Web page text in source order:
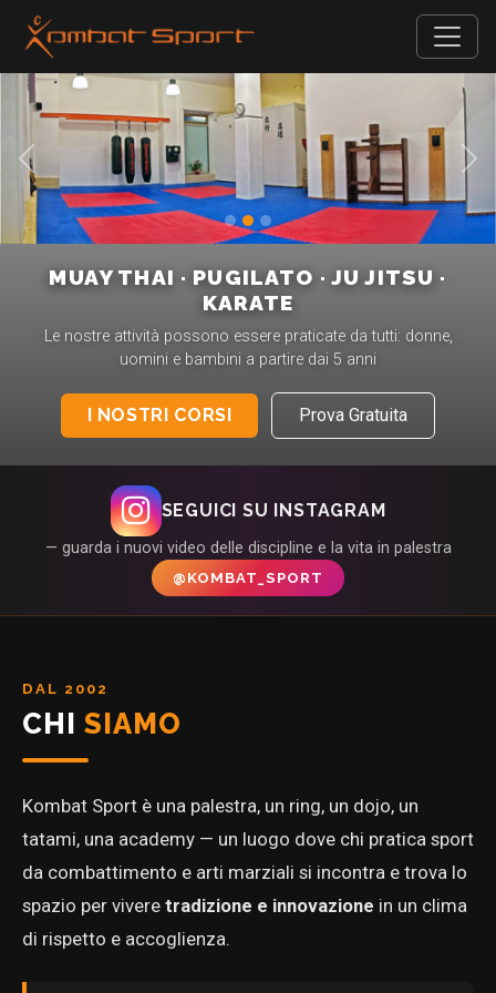
Precedente
MUAY THAI · PUGILATO · JU JITSU ·
KARATE
Le nostre attività possono essere praticate da tutti: donne,
uomini e bambini a partire dai 5 anni
I NOSTRI CORSI Prova Gratuita
SEGUICI SU INSTAGRAM
— guarda i nuovi video delle discipline e la vita in palestra
@KOMBAT_SPORT
DAL 2002
CHISIAMO
Kombat Sport è una palestra, un ring, un dojo, un
tatami, una academy — un luogo dove chi pratica sport
da combattimento e arti marziali si incontra e trova lo
spazio per vivere tradizione e innovazione in un clima
di rispetto e accoglienza.